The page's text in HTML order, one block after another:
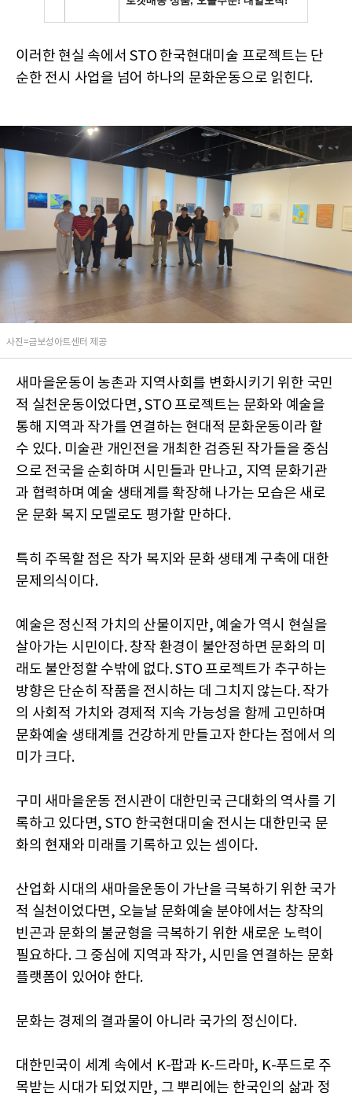
이러한 현실 속에서 STO 한국현대미술 프로젝트는 단
순한 전시 사업을 넘어 하나의 문화운동으로 읽힌다.
사진=금보성아트센터 제공
새마을운동이 농촌과 지역사회를 변화시키기 위한 국민
적 실천운동이었다면, STO 프로젝트는 문화와 예술을
통해 지역과 작가를 연결하는 현대적 문화운동이라 할
수 있다. 미술관 개인전을 개최한 검증된 작가들을 중심
으로 전국을 순회하며 시민들과 만나고, 지역 문화기관
과 협력하며 예술 생태계를 확장해 나가는 모습은 새로
운 문화 복지 모델로도 평가할 만하다.
특히 주목할 점은 작가 복지와 문화 생태계 구축에 대한
문제의식이다.
예술은 정신적 가치의 산물이지만, 예술가 역시 현실을
살아가는 시민이다. 창작 환경이 불안정하면 문화의 미
래도 불안정할 수밖에 없다. STO 프로젝트가 추구하는
방향은 단순히 작품을 전시하는 데 그치지 않는다. 작가
의 사회적 가치와 경제적 지속 가능성을 함께 고민하며
문화예술 생태계를 건강하게 만들고자 한다는 점에서 의
미가 크다.
구미 새마을운동 전시관이 대한민국 근대화의 역사를 기
록하고 있다면, STO 한국현대미술 전시는 대한민국 문
화의 현재와 미래를 기록하고 있는 셈이다.
산업화 시대의 새마을운동이 가난을 극복하기 위한 국가
적 실천이었다면, 오늘날 문화예술 분야에서는 창작의
빈곤과 문화의 불균형을 극복하기 위한 새로운 노력이
필요하다. 그 중심에 지역과 작가, 시민을 연결하는 문화
플랫폼이 있어야 한다.
문화는 경제의 결과물이 아니라 국가의 정신이다.
대한민국이 세계 속에서 K-팝과 K-드라마, K-푸드로 주
목받는 시대가 되었지만, 그 뿌리에는 한국인의 삶과 정